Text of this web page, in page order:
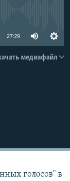
27:29
медиафайл
голосов" в